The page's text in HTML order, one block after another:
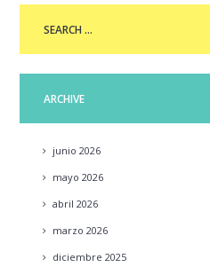
ARCHIVE
junio 2026
mayo 2026
abril 2026
marzo 2026
diciembre 2025